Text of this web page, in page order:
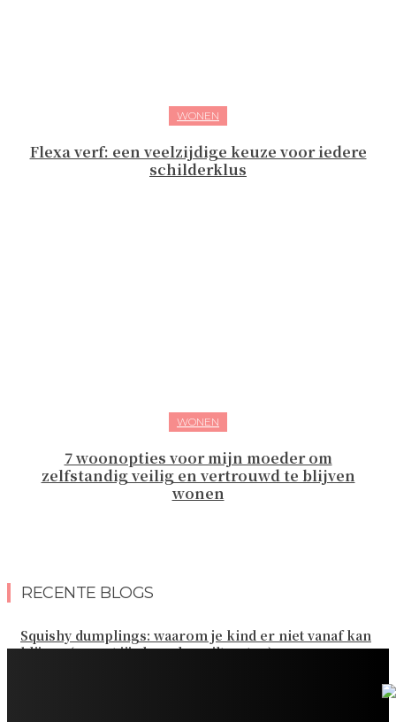
WONEN
Flexa verf: een veelzijdige keuze voor iedere
schilderklus
WONEN
7 woonopties voor mijn moeder om
zelfstandig veilig en vertrouwd te blijven
wonen
RECENTE BLOGS
Squishy dumplings: waarom je kind er niet vanaf kan
blijven (en wat jij als ouder wilt weten)